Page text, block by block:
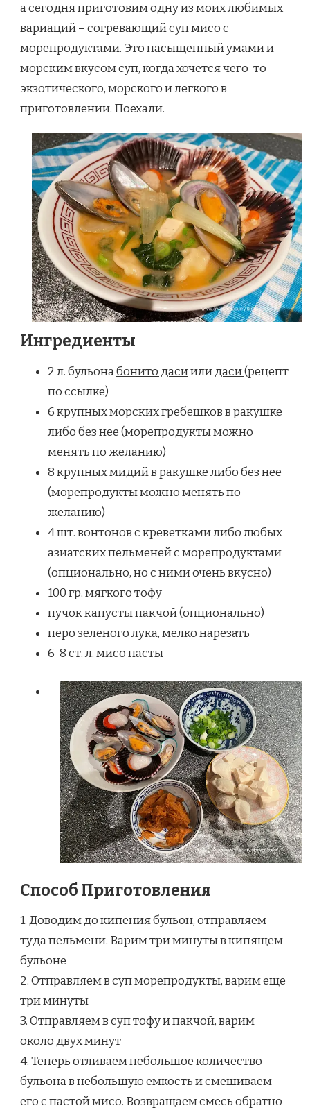
С
МОРСКИМИ
ГРЕБЕШКАМИ
И
а сегодня приготовим одну из моих любимых
вариаций – согревающий суп мисо с
морепродуктами. Это насыщенный умами и
морским вкусом суп, когда хочется чего-то
экзотического, морского и легкого в
приготовлении. Поехали.
Ингредиенты
2 л. бульонабонито дасиилидаси(рецепт
по ссылке)
6 крупных морских гребешков в ракушке
либо без нее (морепродукты можно
менять по желанию)
8 крупных мидий в ракушке либо без нее
(морепродукты можно менять по
желанию)
4 шт. вонтонов с креветками либо любых
азиатских пельменей с морепродуктами
(опционально, но с ними очень вкусно)
100 гр. мягкого тофу
пучок капусты пакчой (опционально)
перо зеленого лука, мелко нарезать
6-8 ст. л.мисо пасты
Способ Приготовления
1. Доводим до кипения бульон, отправляем
туда пельмени. Варим три минуты в кипящем
бульоне
2. Отправляем в суп морепродукты, варим еще
три минуты
3. Отправляем в суп тофу и пакчой, варим
около двух минут
4. Теперь отливаем небольшое количество
бульона в небольшую емкость и смешиваем
его с пастой мисо. Возвращаем смесь обратно